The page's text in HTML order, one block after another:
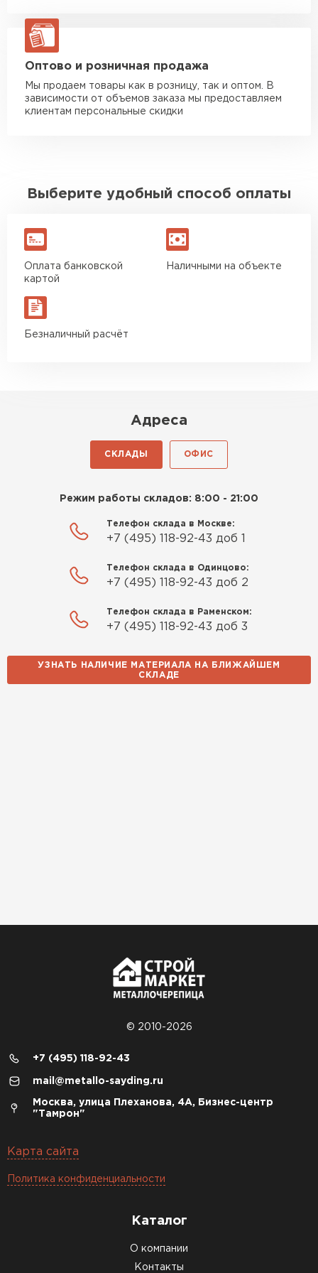
макс. длина груза 13,5 м
ЗАКАЗАТЬ С ДОСТАВКОЙ
Оптово и розничная продажа
Мы продаем товары как в розницу, так и оптом. В
зависимости от объемов заказа мы предоставляем
клиентам персональные скидки
Выберите удобный способ оплаты
Оплата банковской
картой
Наличными на объекте
Безналичный расчёт
Адреса
СКЛАДЫ ОФИС
Режим работы складов: 8:00 - 21:00
Телефон склада в Москве:
+7 (495) 118-92-43 доб 1
Телефон склада в Одинцово:
+7 (495) 118-92-43 доб 2
Телефон склада в Раменском:
+7 (495) 118-92-43 доб 3
УЗНАТЬ НАЛИЧИЕ МАТЕРИАЛА НА БЛИЖАЙШЕМ
СКЛАДЕ
© 2010-2026
+7 (495) 118-92-43
mail@metallo-sayding.ru
Москва, улица Плеханова, 4А, Бизнес-центр
"Тамрон"
Карта сайта
Политика конфиденциальности
Каталог
О компании
Контакты